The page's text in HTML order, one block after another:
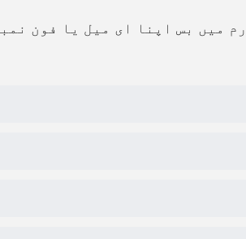
میں بس اپنا ای میل یا فون